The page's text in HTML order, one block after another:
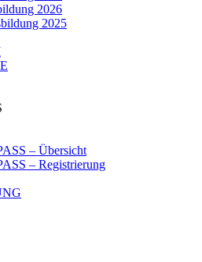
2026
2025
– Übersicht
– Registrierung